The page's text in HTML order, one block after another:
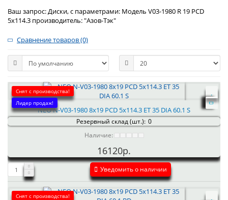
Ваш запрос: Диски, с параметрами: Модель V03-1980 R 19 PCD
5x114.3 производитель: "Азов-Тэк"
Сравнение товаров (0)
Снят с производства!
Лидер продаж!
NEO N-V03-1980 8x19 PCD 5x114.3 ET 35 DIA 60.1 S
Резервный склад (шт.): 0
Наличие:
16120р.
Уведомить о наличии
Снят с производства!